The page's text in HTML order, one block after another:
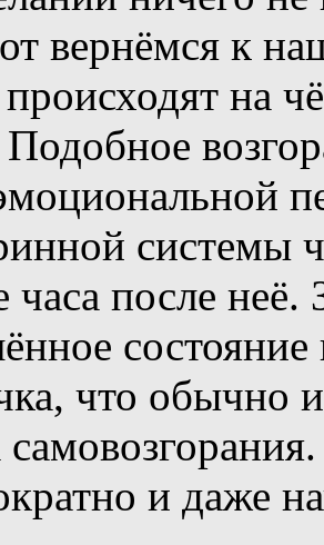
вернёмся к
на
системы
часа после неё.
что обычно
и даже